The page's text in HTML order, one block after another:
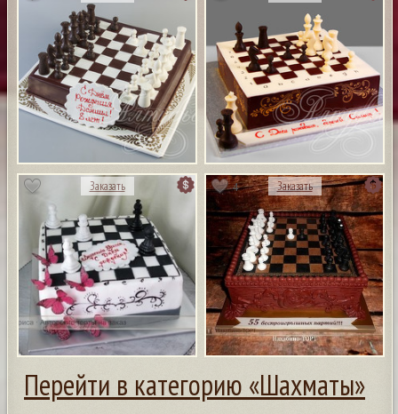
Заказать 4 Заказать
Перейти в категорию «Шахматы»